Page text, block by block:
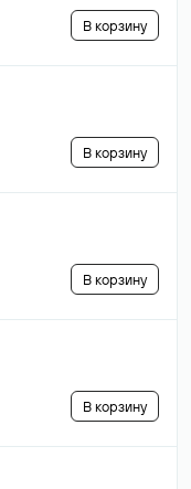
В корзину
В корзину
В корзину
В корзину